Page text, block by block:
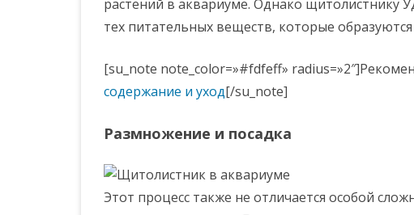
растений в аквариуме. Однако щитолистнику
тех питательных веществ, которые
[su_note note_color=»#fdfeff»
содержание и уход[/su_note]
Размножение и посадка
Этот процесс также не отличается особой